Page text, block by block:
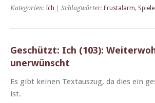
Kategorien: Ich | Schlagwörter: Frustalarm,
Geschützt: Ich (103):
unerwünscht
Es gibt keinen Tex­tauszug, da dies ein
ist.